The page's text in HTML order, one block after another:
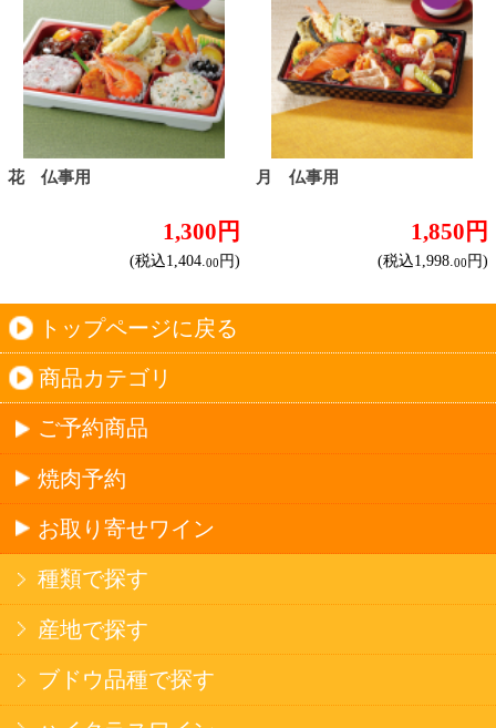
カートに入れる
入しています。
Trusted Webシールをクリックして、検証結果を
ご確認いただけます。